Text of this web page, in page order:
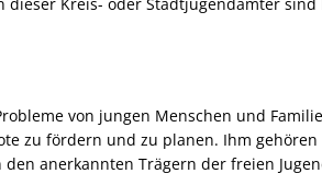
von jungen Menschen und
zu fördern und zu planen. Ihm
anerkannten Trägern der freien